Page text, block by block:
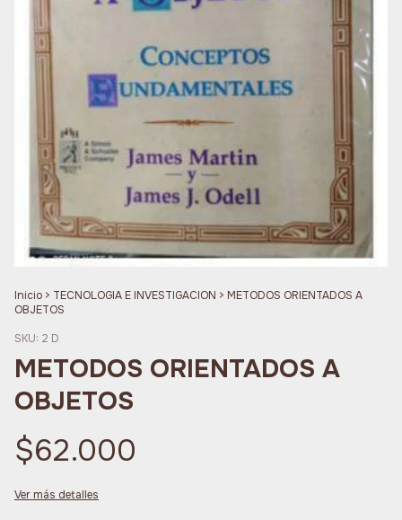
Inicio > TECNOLOGIA E INVESTIGACION > METODOS ORIENTADOS A
OBJETOS
SKU: 2 D
METODOS ORIENTADOS A
OBJETOS
$62.000
Ver más detalles